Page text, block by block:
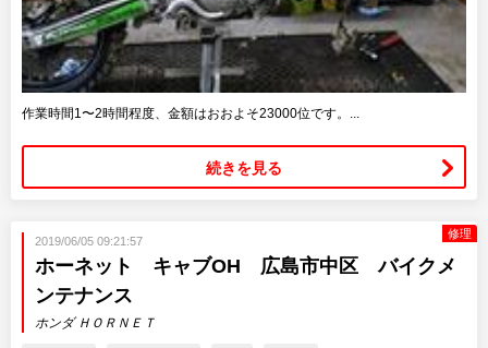
作業時間1〜2時間程度、金額はおおよそ23000位です。...
続きを見る
修理
2019/06/05 09:21:57
ホーネット キャブOH 広島市中区 バイクメ
ンテナンス
ホンダ ＨＯＲＮＥＴ